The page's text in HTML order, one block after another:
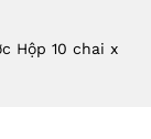
Hộp 10 chai x